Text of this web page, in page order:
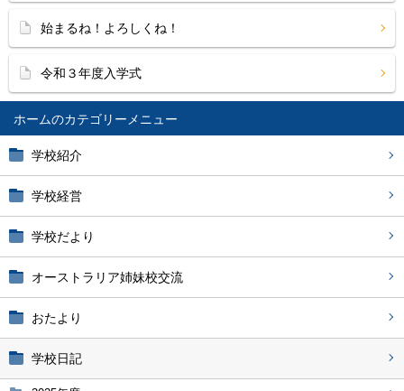
ホーム
学校紹介
学校経営
学校だより
オーストラリア姉妹校交流
おたより
学校日記
始まるね！よろしくね！
令和３年度入学式